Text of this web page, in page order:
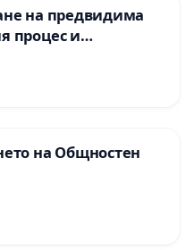
на предвидима
процес и
на равнопоставено
на учениците от
Хуманитарна
на Общностен